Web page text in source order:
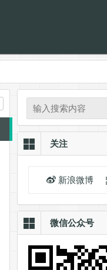
关注
新浪微博
微信公众号